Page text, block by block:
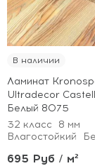
В наличии
Ламинат
Ultradecor
Белый 8075
32 класс
8 мм
Влагостойкий
695 Руб / м²